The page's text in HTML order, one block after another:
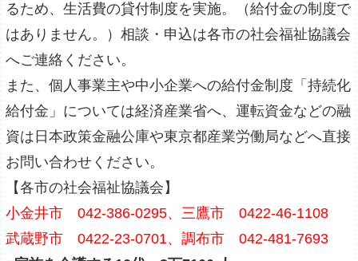
るため、生活費の貸付制度を実施。（給付金の制度で
はありません。）相談・申込は各市の社会福祉協議会
へご連絡ください。
また、個人事業主や中小企業への給付金制度「持続化
給付金」については経済産業省へ、運転資金などの融
資は日本政策金融公庫や東京都産業労働局などへ直接
お問い合わせください。
【各市の社会福祉協議会】
小金井市 042-386-0295、三鷹市 0422-46-1108
武蔵野市 0422-23-0701、調布市 042-481-7693